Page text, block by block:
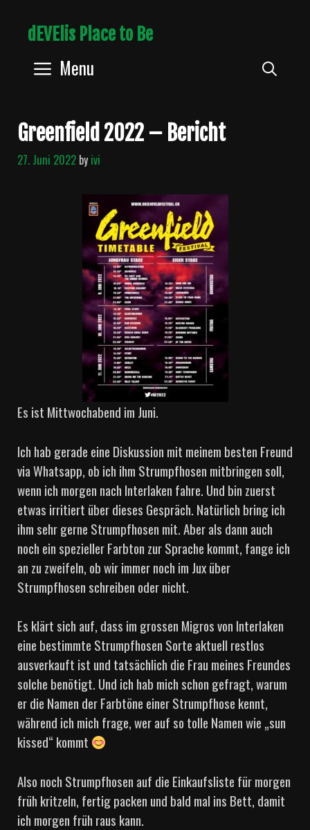
dEVElis Place to Be
Menu
Greenfield 2022 – Bericht
27. Juni 2022 byivi
Es ist Mittwochabend im Juni.
Ich hab gerade eine Diskussion mit meinem besten Freund
via Whatsapp, ob ich ihm Strumpfhosen mitbringen soll,
wenn ich morgen nach Interlaken fahre. Und bin zuerst
etwas irritiert über dieses Gespräch. Natürlich bring ich
ihm sehr gerne Strumpfhosen mit. Aber als dann auch
noch ein spezieller Farbton zur Sprache kommt, fange ich
an zu zweifeln, ob wir immer noch im Jux über
Strumpfhosen schreiben oder nicht.
Es klärt sich auf, dass im grossen Migros von Interlaken
eine bestimmte Strumpfhosen Sorte aktuell restlos
ausverkauft ist und tatsächlich die Frau meines Freundes
solche benötigt. Und ich hab mich schon gefragt, warum
er die Namen der Farbtöne einer Strumpfhose kennt,
während ich mich frage, wer auf so tolle Namen wie „sun
kissed“ kommt
Also noch Strumpfhosen auf die Einkaufsliste für morgen
früh kritzeln, fertig packen und bald mal ins Bett, damit
ich morgen früh raus kann.